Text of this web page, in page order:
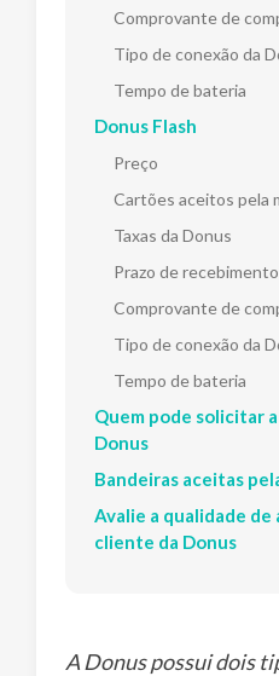
Comprovante de
Tipo de conexão da
Tempo de bateria
Donus Flash
Preço
Cartões aceitos pela
Taxas da Donus
Prazo de
Comprovante de
Tipo de conexão da
Tempo de bateria
Quem pode solicitar
Donus
Bandeiras aceitas
Avalie a qualidade
cliente da Donus
A Donus possui dois